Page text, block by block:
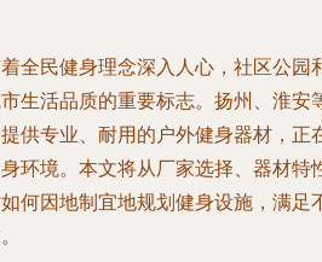
全民健身理念深入人心，社区公园
生活品质的重要标志。扬州、淮安
供专业、耐用的户外健身器材，正
环境。本文将从厂家选择、器材特
何因地制宜地规划健身设施，满足